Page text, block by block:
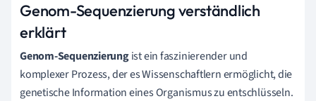
Genom-Sequenzierung verständlich
erklärt
Genom-Sequenzierungist ein faszinierender und
komplexer Prozess, der es Wissenschaftlern ermöglicht, die
genetische Information eines Organismus zu entschlüsseln.